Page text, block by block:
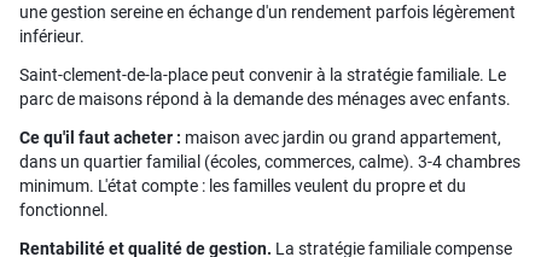
une gestion sereine en échange d'un rendement parfois légèrement
inférieur.
Saint-clement-de-la-place peut convenir à la stratégie familiale. Le
parc de maisons répond à la demande des ménages avec enfants.
Ce qu'il faut acheter : maison avec jardin ou grand appartement,
dans un quartier familial (écoles, commerces, calme). 3-4 chambres
minimum. L'état compte : les familles veulent du propre et du
fonctionnel.
Rentabilité et qualité de gestion. La stratégie familiale compense